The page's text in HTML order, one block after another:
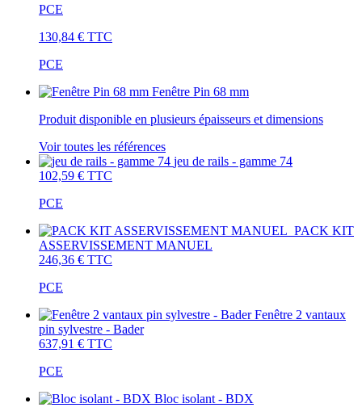
PCE
130,84 € TTC
PCE
Fenêtre Pin 68 mm
Produit disponible en plusieurs épaisseurs et dimensions
Voir toutes les références
jeu de rails - gamme 74
102,59 € TTC
PCE
PACK KIT
ASSERVISSEMENT MANUEL
246,36 € TTC
PCE
Fenêtre 2 vantaux
pin sylvestre - Bader
637,91 € TTC
PCE
Bloc isolant - BDX